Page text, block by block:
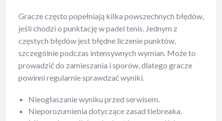
Gracze często popełniają kilka powszechnych błędów,
jeśli chodzi o punktację w padel tenis. Jednym z
częstych błędów jest błędne liczenie punktów,
szczególnie podczas intensywnych wymian. Może to
prowadzić do zamieszania i sporów, dlatego gracze
powinni regularnie sprawdzać wyniki.
Nieogłaszanie wyniku przed serwisem.
Nieporozumienia dotyczące zasad tiebreaka.